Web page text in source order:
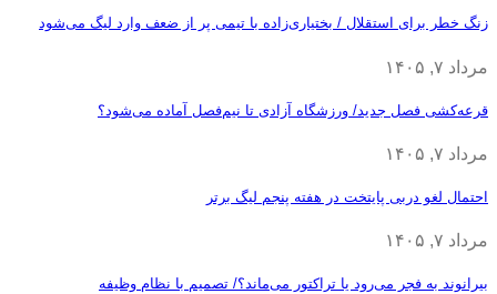
زنگ خطر برای استقلال / بختیاری‌زاده با تیمی پر از ضعف وارد لیگ می‌شود
مرداد ۷, ۱۴۰۵
قرعه‎‌کشی فصل جدید/ ورزشگاه آزادی تا نیم‌فصل آماده می‌شود؟
مرداد ۷, ۱۴۰۵
احتمال لغو دربی پایتخت در هفته پنجم لیگ برتر
مرداد ۷, ۱۴۰۵
بیرانوند به فجر می‌رود یا تراکتور می‌ماند؟/ تصمیم با نظام وظیفه